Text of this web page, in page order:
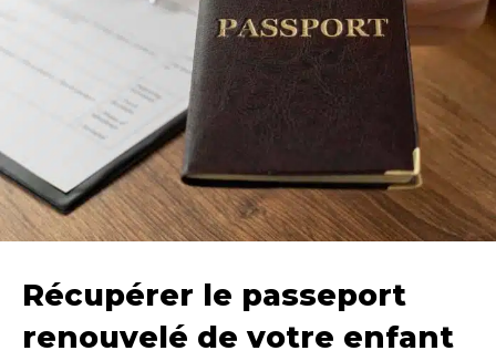
Récupérer le passeport
renouvelé de votre enfant